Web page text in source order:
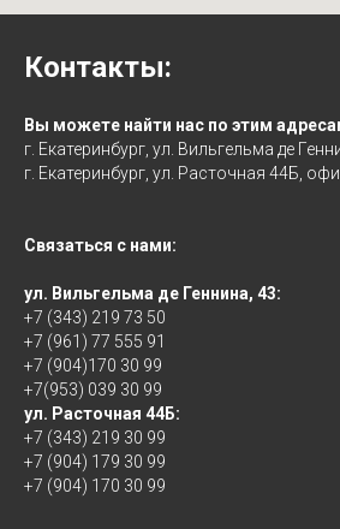
Контакты:
Вы можете найти нас по этим
г. Екатеринбург, ул. Вильгельма де
г. Екатеринбург, ул. Расточная 44Б,
Связаться с нами:
ул. Вильгельма де Геннина, 43:
+7 (343) 219 73 50
+7 (961) 77 555 91
+7 (904)170 30 99
+7(953) 039 30 99
ул. Расточная 44Б:
+7 (343) 219 30 99
+7 (904) 179 30 99
+7 (904) 170 30 99